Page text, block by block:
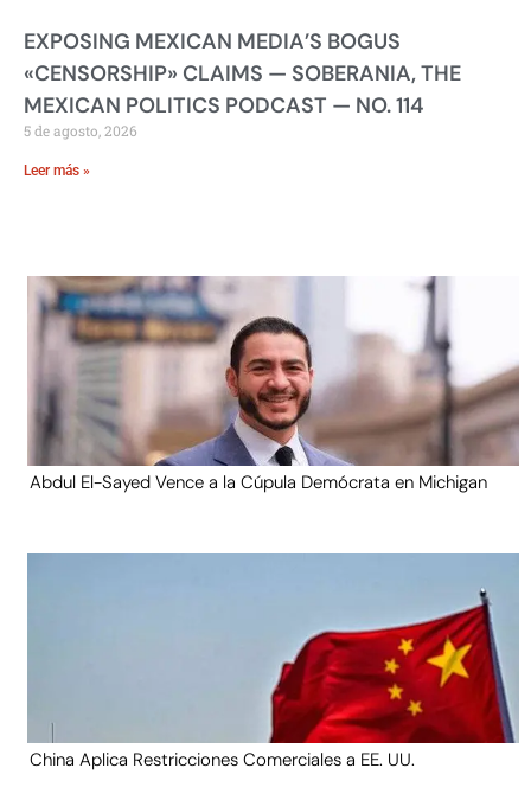
EXPOSING MEXICAN MEDIA’S BOGUS
«CENSORSHIP» CLAIMS — SOBERANIA, THE
MEXICAN POLITICS PODCAST — NO. 114
5 de agosto, 2026
Leer más »
Abdul El-Sayed Vence a la Cúpula Demócrata en Michigan
China Aplica Restricciones Comerciales a EE. UU.